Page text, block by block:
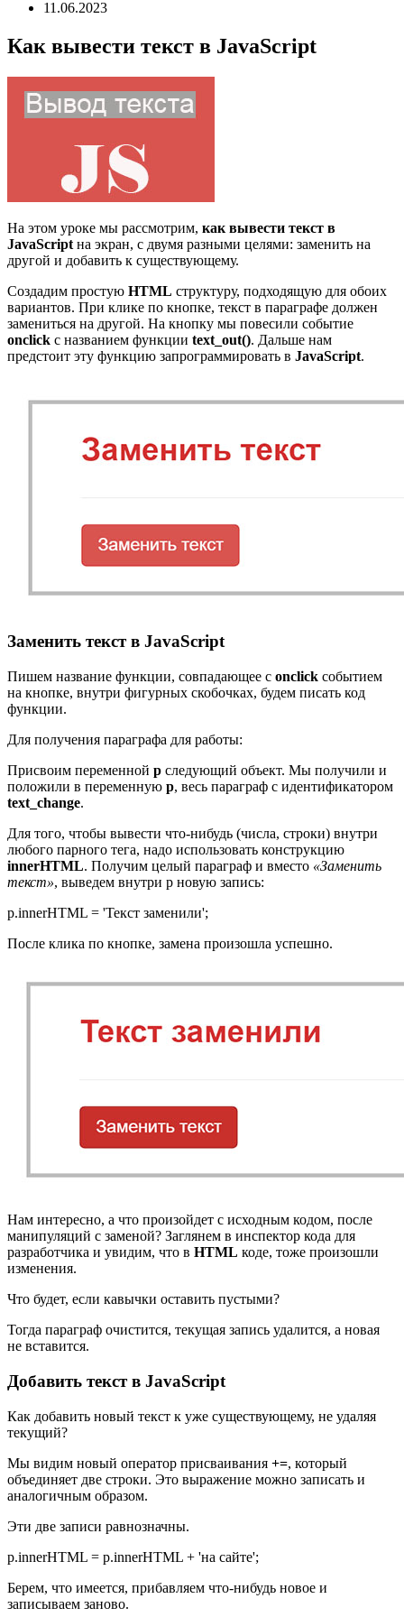
11.06.2023
Как вывести текст в JavaScript
На этом уроке мы рассмотрим, как вывести текст в
JavaScript на экран, с двумя разными целями: заменить на
другой и добавить к существующему.
Создадим простую HTML структуру, подходящую для обоих
вариантов. При клике по кнопке, текст в параграфе должен
замениться на другой. На кнопку мы повесили событие
onclick с названием функции text_out(). Дальше нам
предстоит эту функцию запрограммировать в JavaScript.
Заменить текст в JavaScript
Пишем название функции, совпадающее с onclick событием
на кнопке, внутри фигурных скобочках, будем писать код
функции.
Для получения параграфа для работы:
Присвоим переменной p следующий объект. Мы получили и
положили в переменную p, весь параграф с идентификатором
text_change.
Для того, чтобы вывести что-нибудь (числа, строки) внутри
любого парного тега, надо использовать конструкцию
innerHTML. Получим целый параграф и вместо «Заменить
текст», выведем внутри p новую запись:
p.innerHTML = 'Текст заменили';
После клика по кнопке, замена произошла успешно.
Нам интересно, а что произойдет с исходным кодом, после
манипуляций с заменой? Заглянем в инспектор кода для
разработчика и увидим, что в HTML коде, тоже произошли
изменения.
Что будет, если кавычки оставить пустыми?
Тогда параграф очистится, текущая запись удалится, а новая
не вставится.
Добавить текст в JavaScript
Как добавить новый текст к уже существующему, не удаляя
текущий?
Мы видим новый оператор присваивания +=, который
объединяет две строки. Это выражение можно записать и
аналогичным образом.
Эти две записи равнозначны.
p.innerHTML = p.innerHTML + 'на сайте';
Берем, что имеется, прибавляем что-нибудь новое и
записываем заново.